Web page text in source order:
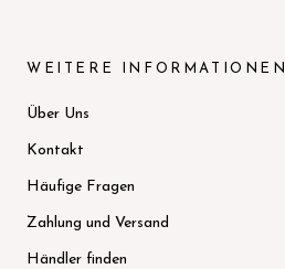
WEITERE INFORMATIONEN
Über Uns
Kontakt
Häufige Fragen
Zahlung und Versand
Händler finden